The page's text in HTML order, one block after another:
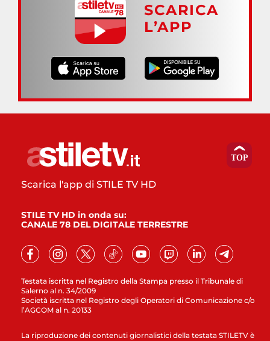
SCARICA
L’APP
Testata iscritta nel Registro della Stampa presso il Tribunale di
Salerno al n. 34/2009
Società iscritta nel Registro degli Operatori di Comunicazione c/o
l’AGCOM al n. 20133
Scarica l'app di STILE TV HD
STILE TV HD in onda su:
CANALE 78 DEL DIGITALE TERRESTRE
La riproduzione dei contenuti giornalistici della testata STILETV è